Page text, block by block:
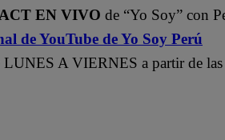
EN VIVO de “Yo Soy” con
de YouTube de Yo Soy Perú
LUNES A VIERNES a partir de